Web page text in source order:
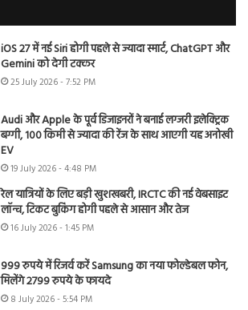
iOS 27 में नई Siri होगी पहले से ज्यादा स्मार्ट, ChatGPT और
Gemini को देगी टक्कर
25 July 2026 - 7:52 PM
Audi और Apple के पूर्व डिजाइनरों ने बनाई लग्जरी इलेक्ट्रिक
बग्गी, 100 किमी से ज्यादा की रेंज के साथ आएगी यह अनोखी
EV
19 July 2026 - 4:48 PM
रेल यात्रियों के लिए बड़ी खुशखबरी, IRCTC की नई वेबसाइट
लॉन्च, टिकट बुकिंग होगी पहले से आसान और तेज
16 July 2026 - 1:45 PM
999 रुपये में रिजर्व करें Samsung का नया फोल्डेबल फोन,
मिलेंगे 2799 रुपये के फायदे
8 July 2026 - 5:54 PM